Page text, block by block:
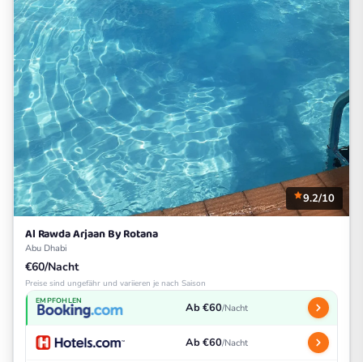
9.2/10
Al Rawda Arjaan By Rotana
Abu Dhabi
€60/Nacht
Preise sind ungefähr und variieren je nach Saison
EMPFOHLEN Ab €60/Nacht
Ab €60/Nacht